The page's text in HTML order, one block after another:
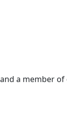
a member of